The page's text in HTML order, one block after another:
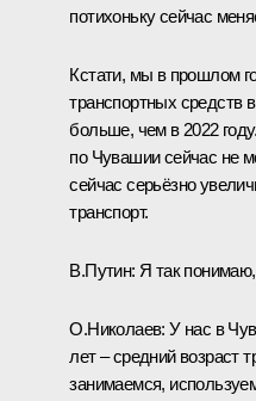
потихоньку сейчас
Кстати, мы в прошлом
транспортных средств
больше, чем в 2022
по Чувашии сейчас не
сейчас серьёзно
транспорт.
В.Путин: Я так
О.Николаев: У нас в
лет – средний возраст
занимаемся,